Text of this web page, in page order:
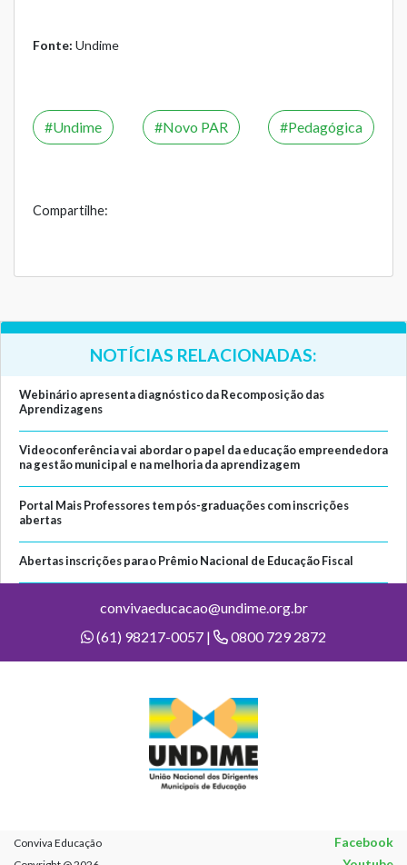
Fonte: Undime
Undime Novo PAR Pedagógica
Compartilhe:
NOTÍCIAS RELACIONADAS:
Webinário apresenta diagnóstico da Recomposição das
Aprendizagens
Videoconferência vai abordar o papel da educação empreendedora
na gestão municipal e na melhoria da aprendizagem
Portal Mais Professores tem pós-graduações com inscrições
abertas
Abertas inscrições para o Prêmio Nacional de Educação Fiscal
convivaeducacao@undime.org.br
(61) 98217-0057 |
0800 729 2872
Conviva Educação Facebook